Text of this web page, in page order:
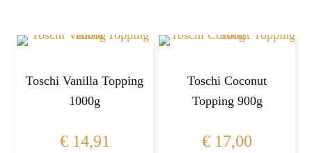
Toschi Vanilla Topping
1000g
€14,91
Toschi Coconut
Topping 900g
€ 17,00